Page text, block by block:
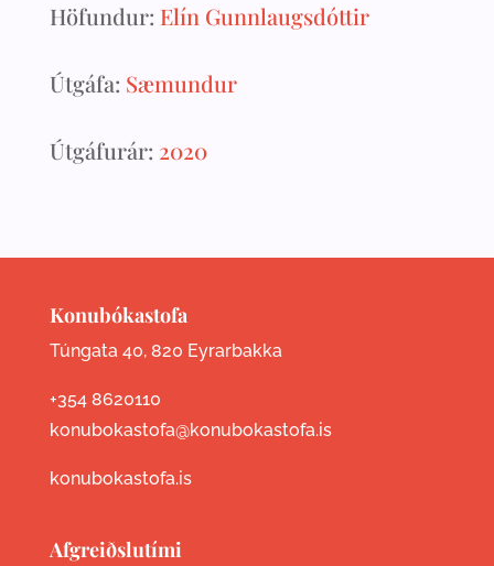
Höfundur: Elín Gunnlaugsdóttir
Útgáfa: Sæmundur
Útgáfurár: 2020
Konubókastofa
Túngata 40, 820 Eyrarbakka
+354 8620110
konubokastofa@konubokastofa.is
konubokastofa.is
Afgreiðslutími